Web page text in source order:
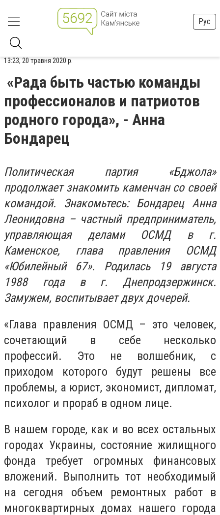
Рус
13:23, 20 травня 2020 р.
«Рада быть частью команды
профессионалов и патриотов
родного города», - Анна
Бондарец
Политическая партия «Бджола»
продолжает знакомить каменчан со своей
командой. Знакомьтесь: Бондарец Анна
Леонидовна – частный предприниматель,
управляющая делами ОСМД в г.
Каменское, глава правления ОСМД
«Юбилейный 67». Родилась 19 августа
1988 года в г. Днепродзержинск.
Замужем, воспитывает двух дочерей.
«Глава правления ОСМД – это человек,
сочетающий в себе несколько
профессий. Это не волшебник, с
приходом которого будут решены все
проблемы, а юрист, экономист, дипломат,
психолог и прораб в одном лице.
В нашем городе, как и во всех остальных
городах Украины, состояние жилищного
фонда требует огромных финансовых
вложений. Выполнить тот необходимый
на сегодня объем ремонтных работ в
многоквартирных домах нашего города